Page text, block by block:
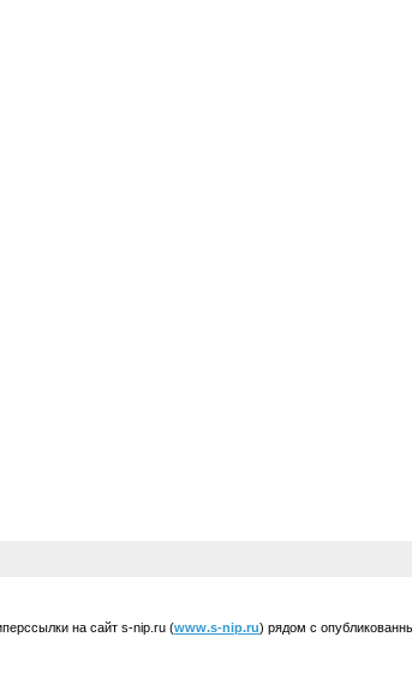
на сайт s-nip.ru (www.s-nip.ru) рядом с